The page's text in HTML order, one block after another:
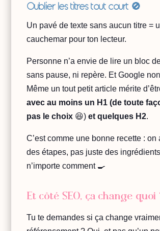
Oublier les titres tout court 🚫
Un pavé de texte sans aucun titre =
cauchemar pour ton lecteur.
Personne n’a envie de lire un bloc
sans pause, ni repère. Et Google
Même un tout petit article mérite
avec au moins un H1 (de toute
pas le choix 😆)et quelques H2.
C’est comme une bonne recette : on
des étapes, pas juste des
n’importe comment 🍳
Et côté SEO, ça change quoi
Tu te demandes si ça change